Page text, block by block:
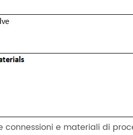
connessioni e materiali di